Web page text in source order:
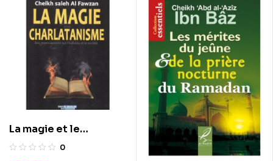
La magie et le
charlatanisme
0